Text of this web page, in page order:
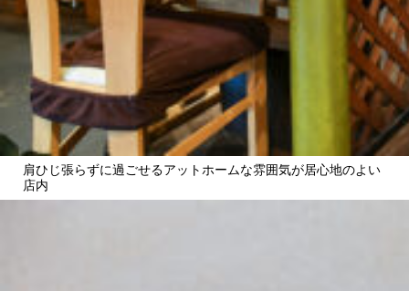
肩ひじ張らずに過ごせるアットホームな雰囲気が居心地のよい
店内